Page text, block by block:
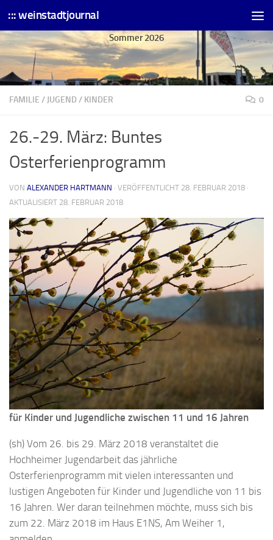
Skip to content
::: weinstadtjournal
Sommer 2026
FAMILIE /JUGEND / KINDER 0
26.-29. März: Buntes
Osterferienprogramm
VON ALEXANDER HARTMANN · VERÖFFENTLICHT 28. FEBRUAR 2018 ·
AKTUALISIERT 28. FEBRUAR 2018
für Kinder und Jugendliche zwischen 11 und 16 Jahren
(sh) Vom 26. bis 29. März 2018 veranstaltet die
Hochheimer Jugendarbeit das jährliche
Osterferienprogramm mit vielen interessanten und
lustigen Angeboten für Kinder und Jugendliche von 11 bis
16 Jahren. Wer daran teilnehmen möchte, muss sich bis
zum 22. März 2018 im Haus E1NS, Am Weiher 1,